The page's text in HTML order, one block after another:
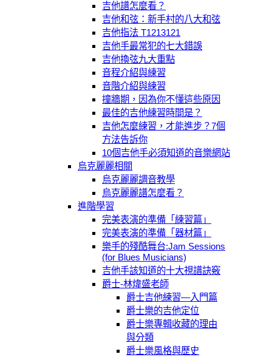
吉他譜怎麼看？
吉他和弦：新手村的八大和弦
吉他指法 T1213121
吉他手最常犯的七大錯誤
吉他換弦九大重點
音程介紹與練習
音階介紹與練習
撞牆期，因為你不懂這些原因
最佳的吉他練習時間是？
吉他怎麼練習，才能進步？7個
方法告訴你
10個吉他手必須知道的音樂網站
烏克麗麗相關
烏克麗麗調音教學
烏克麗麗譜怎麼看？
進階學習
完美表演的準備「練習篇」
完美表演的準備「器材篇」
樂手的殘酷舞台:Jam Sessions
(for Blues Musicians)
吉他手該知道的十大視譜訣竅
爵士-林煒盛老師
爵士吉他練習—入門篇
爵士樂的吉他定位
爵士樂專輯收藏的理由
與分類
爵士樂風格與歷史